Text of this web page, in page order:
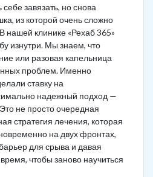
завязать, но снова
из которой очень сложно
нашей клинике «Рехаб 365»
изнутри. Мы знаем, что
или разовая капельница
проблем. Именно
ставку на
надежный подход —
не просто очередная
стратегия лечения, которая
на двух фронтах,
для срыва и давая
чтобы заново научиться